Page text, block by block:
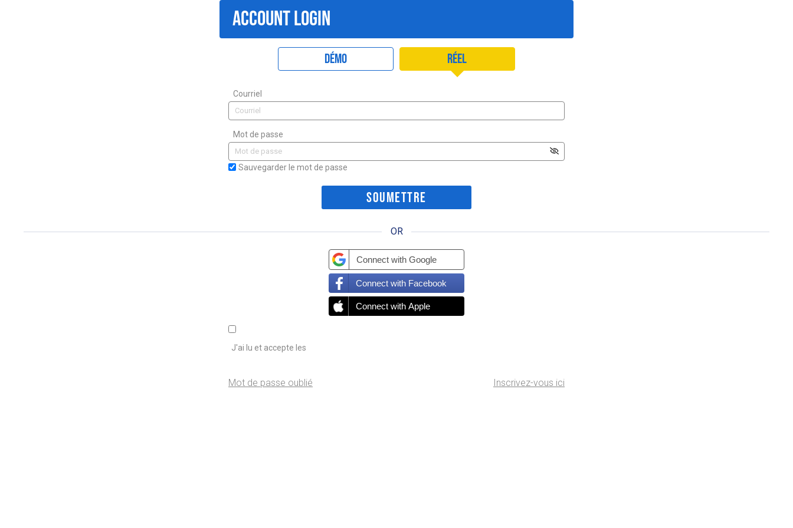
ACCOUNT LOGIN
Démo Réel
Courriel
Mot de passe
Sauvegarder le mot de passe
OR
Connect with Google
Connect with Facebook
Connect with Apple
J'ai lu et accepte les
Mot de passe oublié Inscrivez-vous ici